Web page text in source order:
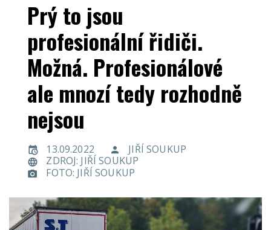
Prý to jsou
profesionální řidiči.
Možná. Profesionálové
ale mnozí tedy rozhodně
nejsou
13.09.2022
JIŘÍ SOUKUP
ZDROJ: JIŘÍ SOUKUP
FOTO: JIŘÍ SOUKUP